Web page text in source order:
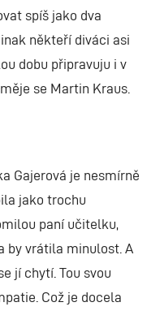
spíš jako dva
někteří diváci asi
dobu připravuju i v
se Martin Kraus.
Gajerová je nesmírně
jako trochu
paní učitelku,
by vrátila minulost. A
jí chytí. Tou svou
Což je docela